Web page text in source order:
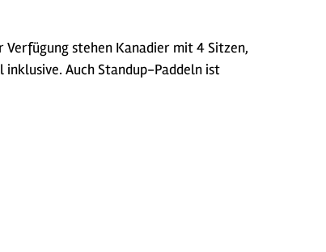
stehen Kanadier mit 4 Sitzen,
inklusive. Auch Standup-Paddeln ist